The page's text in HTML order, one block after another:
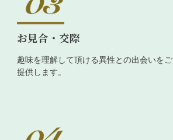
お見合・交際
趣味を理解して頂ける異性との出会いをご
提供します。